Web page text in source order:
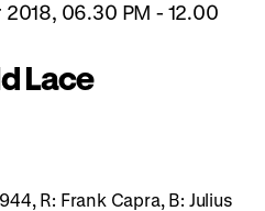
2018, 06.30 PM - 12.00
Lace
R: Frank Capra, B: Julius